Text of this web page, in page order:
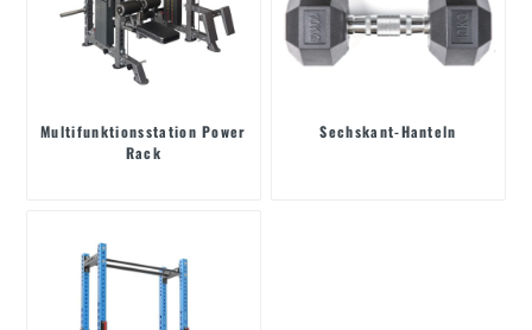
Multifunktionsstation Power
Rack
Sechskant-Hanteln